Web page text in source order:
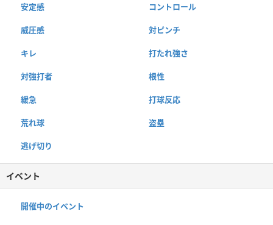
安定感 コントロール
威圧感 対ピンチ
キレ 打たれ強さ
対強打者 根性
緩急 打球反応
荒れ球 盗塁
逃げ切り
イベント
開催中のイベント